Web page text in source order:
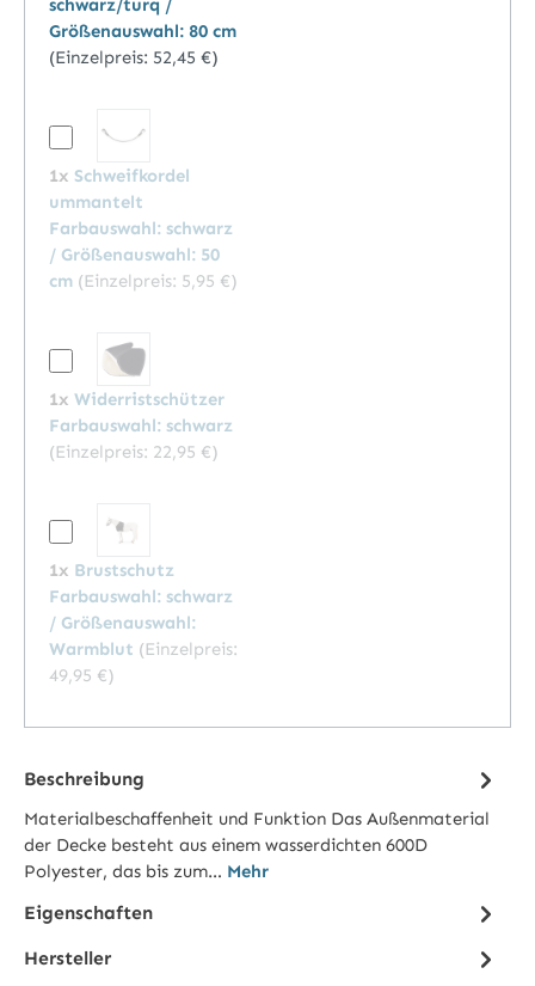
schwarz/turq /
Größenauswahl: 80 cm
(Einzelpreis: 52,45 €)
1x Schweifkordel
ummantelt
Farbauswahl: schwarz
/ Größenauswahl: 50
cm (Einzelpreis: 5,95 €)
1x Widerristschützer
Farbauswahl: schwarz
(Einzelpreis: 22,95 €)
1x Brustschutz
Farbauswahl: schwarz
/ Größenauswahl:
Warmblut (Einzelpreis:
49,95 €)
Beschreibung
Materialbeschaffenheit und Funktion Das Außenmaterial
der Decke besteht aus einem wasserdichten 600D
Polyester, das bis zum… Mehr
Eigenschaften
Hersteller